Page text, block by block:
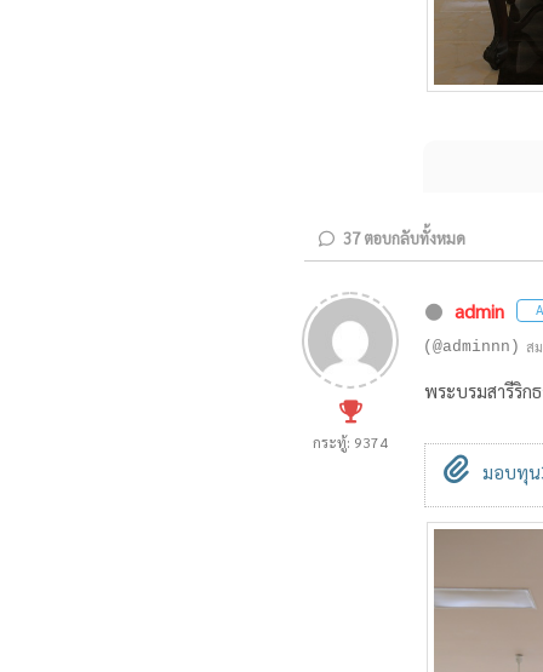
37ตอบกลับทั้งหมด
กระทู้: 9374
admin
(@adminnn) ส
พระบรมสารีริ
มอบทุน